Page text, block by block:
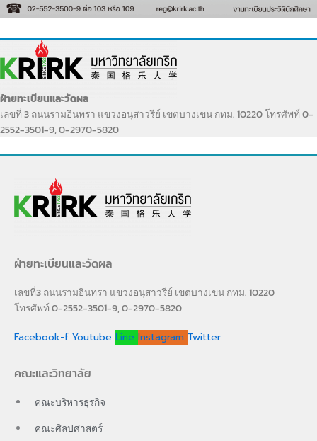
ฝ่ายทะเบียนและวัดผล
เลขที่ 3 ถนนรามอินทรา แขวงอนุสาวรีย์ เขตบางเขน กทม. 10220 โทรศัพท์ 0-
2552-3501-9, 0-2970-5820
ฝ่ายทะเบียนและวัดผล
เลขที่3 ถนนรามอินทรา แขวงอนุสาวรีย์ เขตบางเขน กทม. 10220
โทรศัพท์ 0-2552-3501-9, 0-2970-5820
Facebook-f Youtube Line Instagram Twitter
คณะและวิทยาลัย
คณะบริหารธุรกิจ
คณะศิลปศาสตร์